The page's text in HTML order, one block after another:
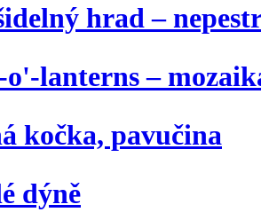
hrad –
lanterns –
kočka, pavučina
dýně